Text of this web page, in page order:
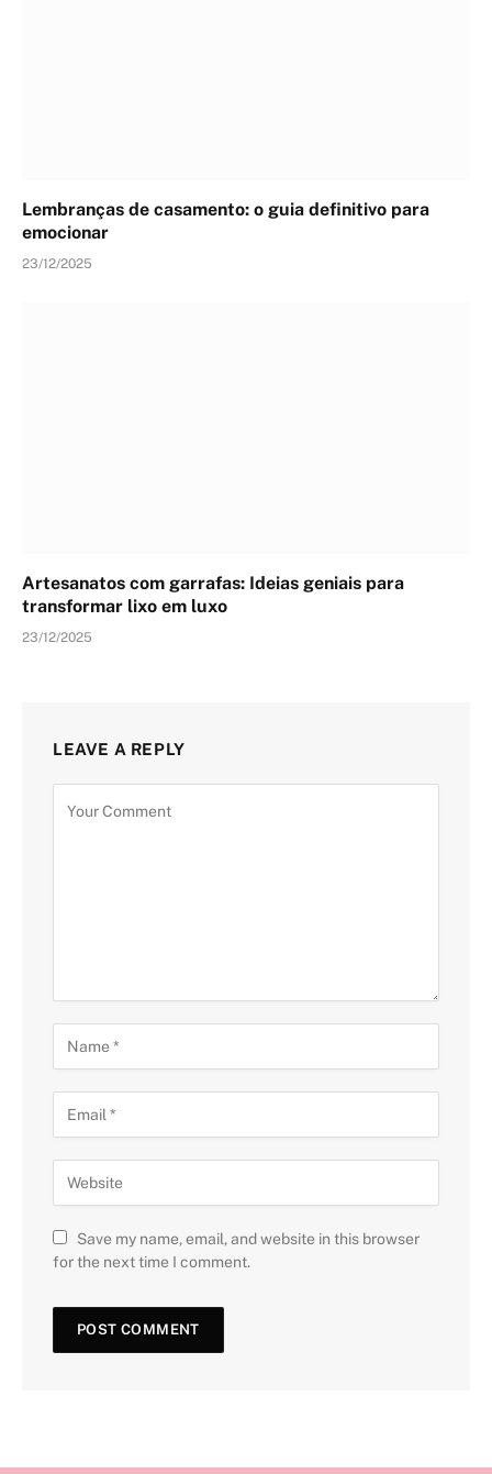
Lembranças de casamento: o guia definitivo para
emocionar
23/12/2025
Artesanatos com garrafas: Ideias geniais para
transformar lixo em luxo
23/12/2025
LEAVE A REPLY
Save my name, email, and website in this browser
for the next time I comment.